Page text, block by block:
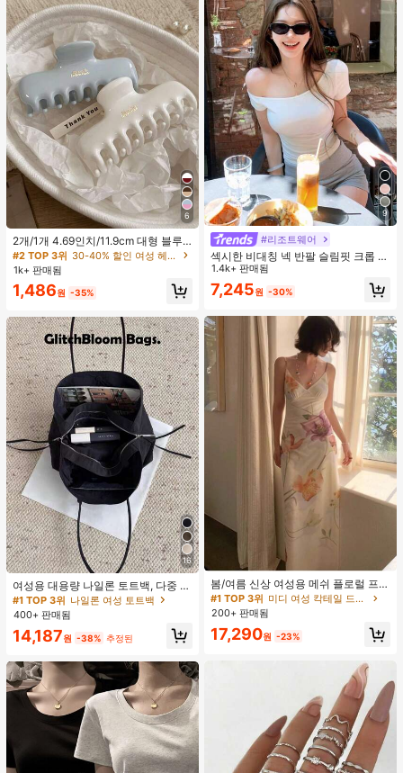
6
2개/1개 4.69인치/11.9cm 대형 블루
& 화이트 1피스 플라스틱 헤어 클로
클립, 데일리 웨어, 캐주얼, 파티, 출퇴
근, 휴가, 헤어스타일링, 메이크업, 의
상 매칭 비치 헤어 클립 바캉스 헤어
클러치에 적합한 세련되고 다재다능
하며 우아하고 미니멀한 단색 헤어 액
세서리
#2 TOP 3위
30-40% 할인 여성 헤어 액세서리
1k+ 판매됨
1,486원 -35%
16
여성용 대용량 나일론 토트백, 다중 지
퍼 포켓, 방수 숄더 핸드백, 사무실 노
트북, 일상 출퇴근, 쇼핑에 적합
#1 TOP 3위 나일론 여성 토트백
400+ 판매됨
14,187원 -38% 추정된
9
#리조트웨어
섹시한 비대칭 넥 반팔 슬림핏 크롭 탑
화이트 여름
1.4k+ 판매됨
7,245원 -30%
봄/여름 신상 여성용 메쉬 플로럴 프린
트 드레스, 브이넥, 휴가 스타일, 섹시
한 비치 파티 댄스 드레스, 스파게티
스트랩 웨딩 가을
#1 TOP 3위
재고 5개 남음
#1 TOP 3위
미디 여성 칵테일 드레스
재고 5개 남음
#1 TOP 3위
미디 여성 칵테일 드레스
재고 5개 남음
#1 TOP 3위
재고 5개 남음
200+ 판매됨
17,290원 -23%